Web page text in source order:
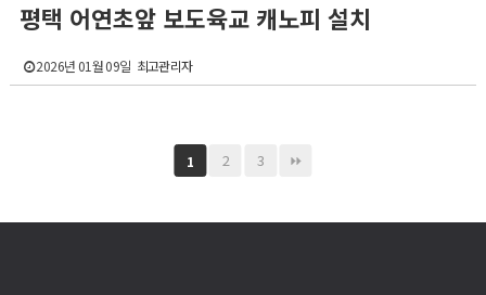
평택 어연초앞 보도육교 캐노피 설치
2026년 01월 09일 최고관리자
1 2 3